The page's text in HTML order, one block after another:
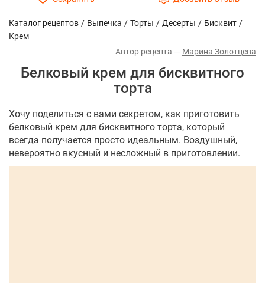
Каталог рецептов / Выпечка / Торты / Десерты / Бисквит /
Крем
Марина Золотцева
Белковый крем для бисквитного
торта
Хочу поделиться с вами секретом, как приготовить
белковый крем для бисквитного торта, который
всегда получается просто идеальным. Воздушный,
невероятно вкусный и несложный в приготовлении.